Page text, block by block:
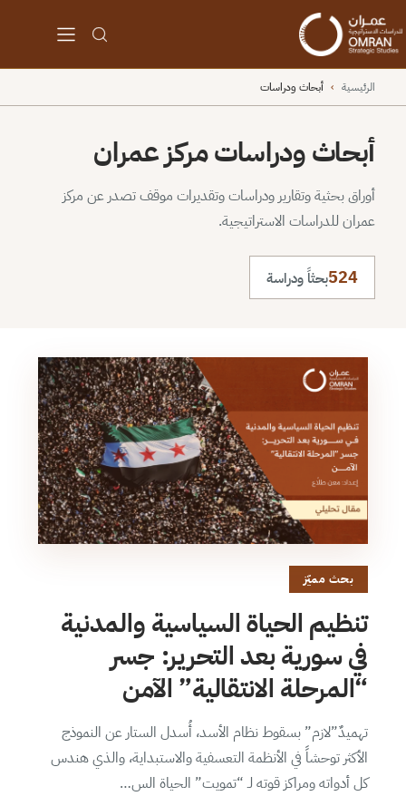
الرئيسية › أبحاث ودراسات
أبحاث ودراسات مركز عمران
أوراق بحثية وتقارير ودراسات وتقديرات موقف تصدر عن مركز
عمران للدراسات الاستراتيجية.
524بحثاً ودراسة
بحث مميّز
تنظيم الحياة السياسية والمدنية
في سورية بعد التحرير: جسر
“المرحلة الانتقالية” الآمن
تهميدٌ”لازم” بسقوط نظام الأسد، أُسدل الستار عن النموذج
الأكثر توحشاً في الأنظمة التعسفية والاستبداية، والذي هندس
كل أدواته ومراكز قوته لـ “تمويت” الحياة الس…